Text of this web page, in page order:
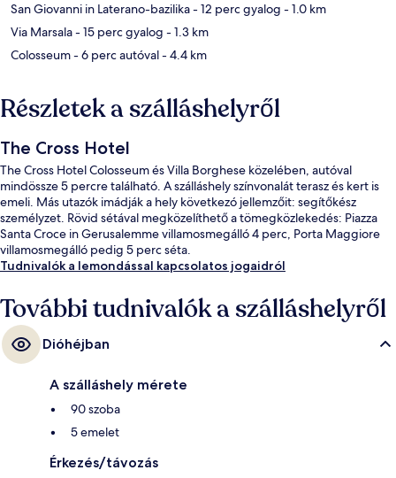
San Giovanni in Laterano-bazilika- 12 perc gyalog - 1.0 km
Via Marsala- 15 perc gyalog - 1.3 km
Colosseum- 6 perc autóval- 4.4 km
Részletek a szálláshelyről
The Cross Hotel
The Cross Hotel Colosseum és Villa Borghese közelében, autóval
mindössze 5 percre található. A szálláshely színvonalát terasz és kert is
emeli. Más utazók imádják a hely következó jellemzőit: segítőkész
személyzet. Rövid sétával megközelíthető a tömegközlekedés: Piazza
Santa Croce in Gerusalemme villamosmegálló 4 perc, Porta Maggiore
villamosmegálló pedig 5 perc séta.
Tudnivalók a lemondással kapcsolatos jogaidról
További tudnivalók a szálláshelyről
Dióhéjban
A szálláshely mérete
90 szoba
5 emelet
Érkezés/távozás